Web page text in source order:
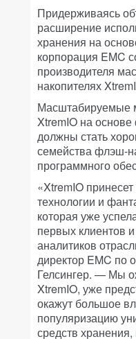
Придерживаясь
расширение
хранения на
корпорация EMC
производителя
накопителях
Масштабируемые
XtremIO на
должны стать
семейства флэш-
программного
«XtremIO
технологии и
которая уже
первых клиентов
аналитиков
директор EMC по
Гелсингер. — Мы
XtremIO, уже
окажут большое
популяризацию
средств